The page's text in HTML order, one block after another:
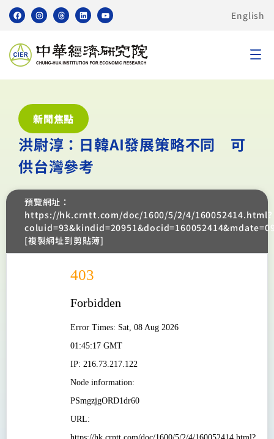
English
新聞焦點
洪尉淳：日韓AI發展策略不同 可
供台灣參考
預覽網址：
https://hk.crntt.com/doc/1600/5/2/4/160052414.html?
[複製網址到剪貼簿]